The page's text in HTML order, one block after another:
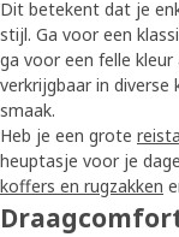
Dit betekent dat je
stijl. Ga voor een
ga voor een felle kleur
verkrijgbaar in diverse
smaak.
Heb je een grote
heuptasje voor je
koffers en rugzakken